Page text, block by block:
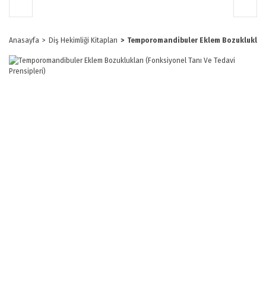
Anasayfa Diş Hekimliği Kitapları Temporomandibuler Eklem